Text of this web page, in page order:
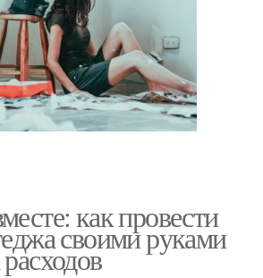
как провести
своими руками